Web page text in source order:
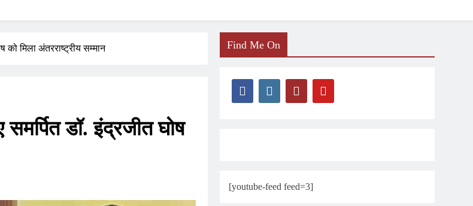
को मिला अंतरराष्ट्रीय सम्मान
डॉ. इंद्रजीत घोष
Find Me On
[youtube-feed feed=3]